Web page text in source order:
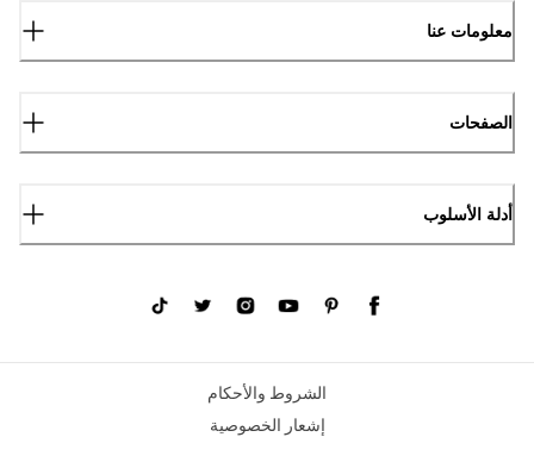
معلومات عنا
الصفحات
أدلة الأسلوب
الشروط والأحكام
إشعار الخصوصية